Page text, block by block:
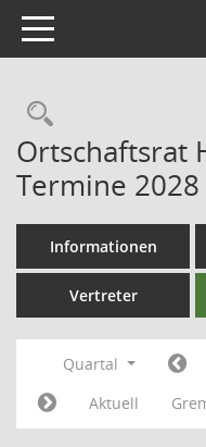
Toggle navigation
Ortschaftsrat
Termine 2028
Informationen
Vertreter
Quartal
Aktuell